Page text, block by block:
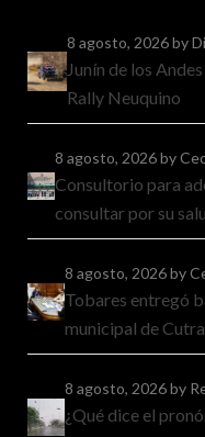
8 agosto, 2026by
Junín de los
Rally Neuquino
8 agosto, 2026by
Consultorio para
consultar por su
8 agosto, 2026by
Tobares entregó
municipal de
8 agosto, 2026by
¿Qué dice el